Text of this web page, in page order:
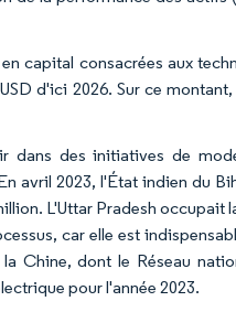
capital consacrées aux
d'ici 2026. Sur ce
dans des initiatives de
avril 2023, l'État indien du
L'Uttar Pradesh occupait
car elle est
Chine, dont le Réseau
pour l'année 2023.